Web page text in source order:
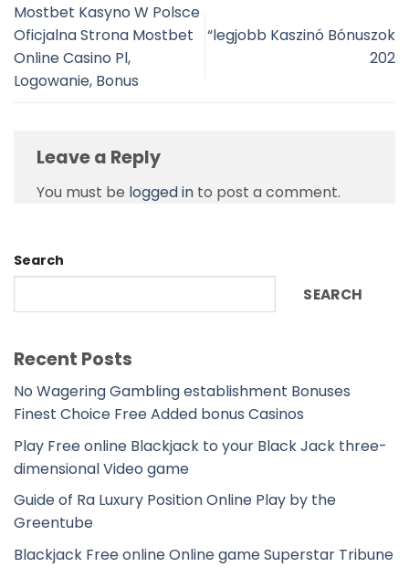
Mostbet Kasyno W Polsce
Oficjalna Strona Mostbet
Online Casino Pl,
Logowanie, Bonus
“legjobb Kaszinó Bónuszok
202
Leave a Reply
You must be logged in to post a comment.
Search
SEARCH
Recent Posts
No Wagering Gambling establishment Bonuses
Finest Choice Free Added bonus Casinos
Play Free online Blackjack to your Black Jack three-
dimensional Video game
Guide of Ra Luxury Position Online Play by the
Greentube
Blackjack Free online Online game Superstar Tribune